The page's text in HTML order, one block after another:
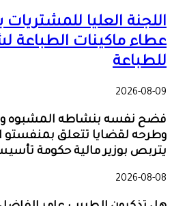
اللجنة العليا للمشتريات
عطاء ماكينات الطباعة
للطباعة
2026-08-09
فضح نفسه بنشاطه المشبوه
وطرحه لقضايا تتعلق بمنفستو
يتربص بوزير مالية حكومة
2026-08-08